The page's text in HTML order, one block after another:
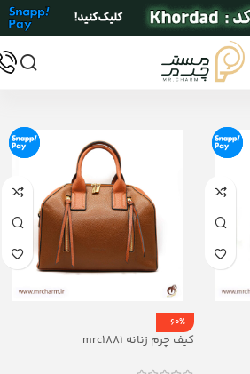
-60%
کیف چرم زنانه mrc1881